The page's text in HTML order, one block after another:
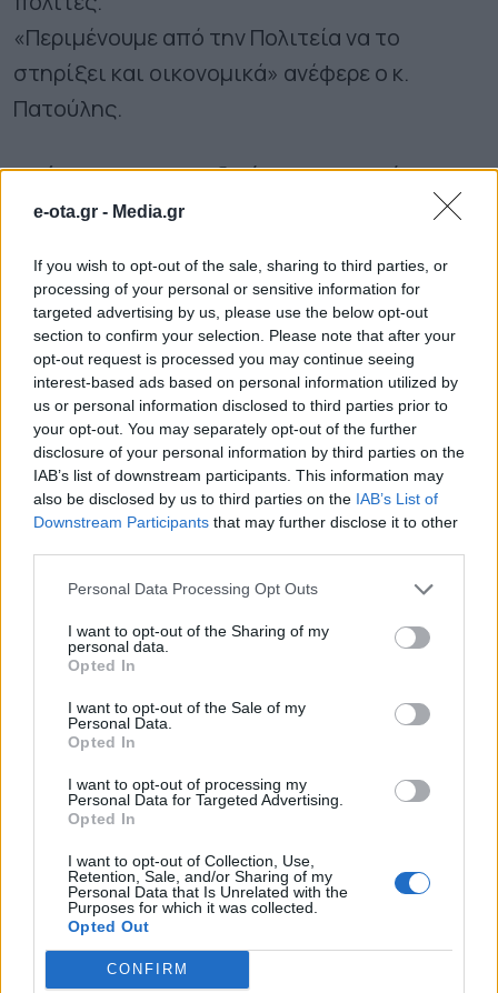
e-ota.gr - Media.gr
If you wish to opt-out of the sale, sharing to third parties, or
processing of your personal or sensitive information for
targeted advertising by us, please use the below opt-out
section to confirm your selection. Please note that after your
opt-out request is processed you may continue seeing
interest-based ads based on personal information utilized by
us or personal information disclosed to third parties prior to
your opt-out. You may separately opt-out of the further
disclosure of your personal information by third parties on the
IAB’s list of downstream participants. This information may
also be disclosed by us to third parties on the IAB’s List of
Downstream Participants that may further disclose it to other
Personal Data Processing Opt Outs
I want to opt-out of the Sharing of my
personal data.
Opted In
I want to opt-out of the Sale of my
Personal Data.
Opted In
I want to opt-out of processing my
Personal Data for Targeted Advertising.
Opted In
I want to opt-out of Collection, Use,
Retention, Sale, and/or Sharing of my
Personal Data that Is Unrelated with the
Purposes for which it was collected.
Opted Out
CONFIRM
«Περιμένουμε από την Πολιτεία να το
στηρίξει και οικονομικά» ανέφερε ο κ.
Πατούλης.
«Δώστε στην Αυτοδιοίκηση τους Πόρους
από το Πράσινο Ταμείο»
Στη συνέχεια της ομιλίας του ο Πρόεδρος
της ΚΕΔΕ τόνισε πως αποτελεσματική
πολιτική προστασία χωρίς πόρους δεν
μπορεί να οργανωθεί, εστιάζοντας στα
κονδύλια από το Πράσινο Ταμείο που αντί να
πηγαίνουν στην Αυτοδιοίκηση για έργα προς
όφελος των πολιτών, καλύπτουν τα
ελλείμματα ενός σπάταλου και
αναποτελεσματικού κράτους.
«Θεωρούμε εγκληματική τη τακτική αυτή,
αφού στέρησε από τους Δήμους και τους
πολίτες που κατέβαλαν πρόστιμα και τέλη τη
δυνατότητα πολεοδομικών και ρυμοτομικών
συγγνώμη για τα 2 δις που εισέπραξαν και
Απαιτούμε έστω και τώρα την άμεση
αποδέσμευση ποσοστού τουλάχιστον 10%
των πόρων του Πράσινου Ταμείου και την
άμεση απόδοσή τους στους Δήμους για την